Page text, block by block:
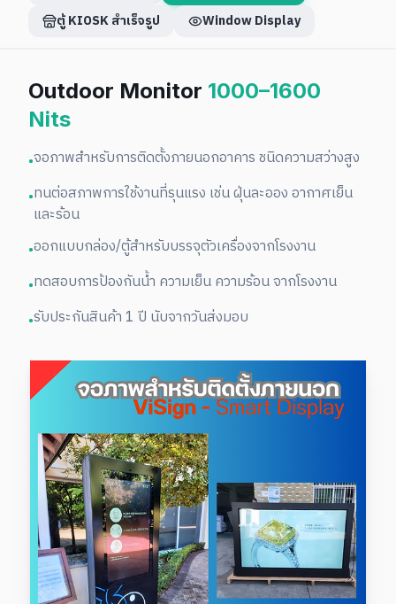
ตู้ KIOSK สำเร็จรูป
Window Display
Outdoor Monitor 1000–1600
Nits
•จอภาพสำหรับการติดตั้งภายนอกอาคาร ชนิดความสว่างสูง
•ทนต่อสภาพการใช้งานที่รุนแรง เช่น ฝุ่นละออง อากาศเย็น
และร้อน
•ออกแบบกล่อง/ตู้สำหรับบรรจุตัวเครื่องจากโรงงาน
•ทดสอบการป้องกันน้ำ ความเย็น ความร้อน จากโรงงาน
•รับประกันสินค้า 1 ปี นับจากวันส่งมอบ